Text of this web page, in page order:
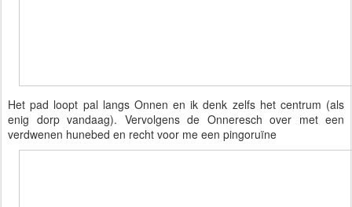
Het pad loopt pal langs Onnen en ik denk zelfs het centrum (als
enig dorp vandaag). Vervolgens de Onneresch over met een
verdwenen hunebed en recht voor me een pingoruïne